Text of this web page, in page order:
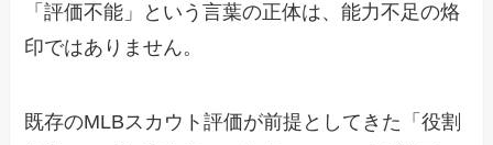
「評価不能」という言葉の正体は、能力不足の烙
印ではありません。
既存のMLBスカウト評価が前提としてきた「役割